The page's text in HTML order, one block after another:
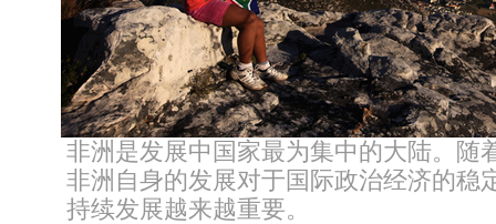
非洲是发展中国家最为集中的大陆。随
非洲自身的发展对于国际政治经济的稳
持续发展越来越重要。